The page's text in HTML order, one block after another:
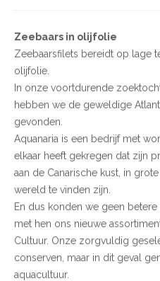
Zeebaars in olijfolie
Zeebaarsfilets bereidt op lage
olijfolie.
In onze voortdurende
hebben we de geweldige
gevonden.
Aquanaria is een bedrijf met
elkaar heeft gekregen dat zijn
aan de Canarische kust, in
wereld te vinden zijn.
En dus konden we geen
met hen ons nieuwe
Cultuur. Onze zorgvuldig
conserven, maar in dit geval
aquacultuur.